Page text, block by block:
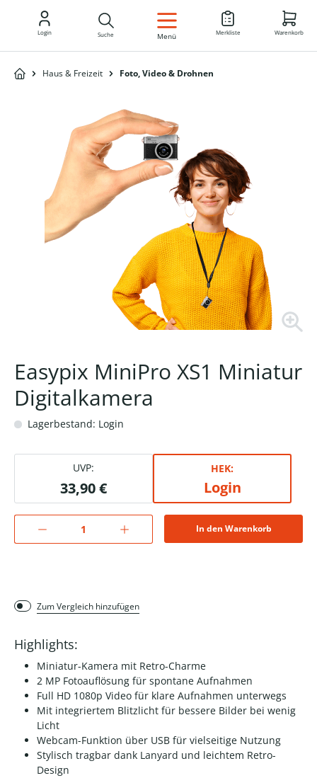
DE
Login Suche Menü Merkliste Warenkorb
Haus & Freizeit Foto, Video & Drohnen
Easypix MiniPro XS1 Miniatur
Digitalkamera
Lagerbestand: Login
UVP:
33,90 €
HEK:
Login
In den Warenkorb
Zum Vergleich hinzufügen
Highlights:
Miniatur-Kamera mit Retro-Charme
2 MP Fotoauflösung für spontane Aufnahmen
Full HD 1080p Video für klare Aufnahmen unterwegs
Mit integriertem Blitzlicht für bessere Bilder bei wenig
Licht
Webcam-Funktion über USB für vielseitige Nutzung
Stylisch tragbar dank Lanyard und leichtem Retro-
Design